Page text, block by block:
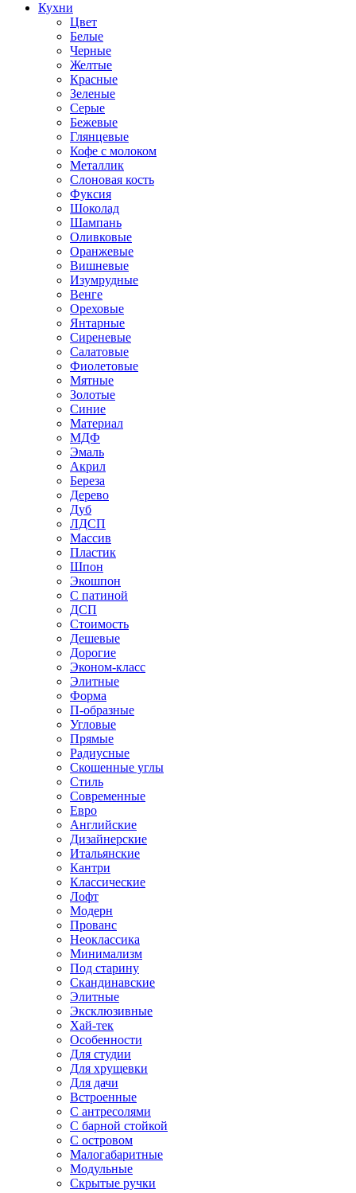
Кухни
Цвет
Белые
Черные
Желтые
Красные
Зеленые
Серые
Бежевые
Глянцевые
Кофе с молоком
Металлик
Слоновая кость
Фуксия
Шоколад
Шампань
Оливковые
Оранжевые
Вишневые
Изумрудные
Венге
Ореховые
Янтарные
Сиреневые
Салатовые
Фиолетовые
Мятные
Золотые
Синие
Материал
МДФ
Эмаль
Акрил
Береза
Дерево
Дуб
ЛДСП
Массив
Пластик
Шпон
Экошпон
С патиной
ДСП
Стоимость
Дешевые
Дорогие
Эконом-класс
Элитные
Форма
П-образные
Угловые
Прямые
Радиусные
Скошенные углы
Стиль
Современные
Евро
Английские
Дизайнерские
Итальянские
Кантри
Классические
Лофт
Модерн
Прованс
Неоклассика
Минимализм
Под старину
Скандинавские
Элитные
Эксклюзивные
Хай-тек
Особенности
Для студии
Для хрущевки
Для дачи
Встроенные
С антресолями
С барной стойкой
С островом
Малогабаритные
Модульные
Скрытые ручки